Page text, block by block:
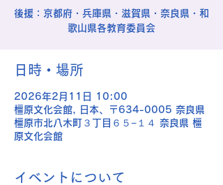
後援：京都府・兵庫県・滋賀県・奈良県・和
歌山県各教育委員会
日時・場所
2026年2月11日 10:00
橿原文化会館, 日本、〒634-0005 奈良県
橿原市北八木町３丁目６５−１４ 奈良県 橿
原文化会館
イベントについて